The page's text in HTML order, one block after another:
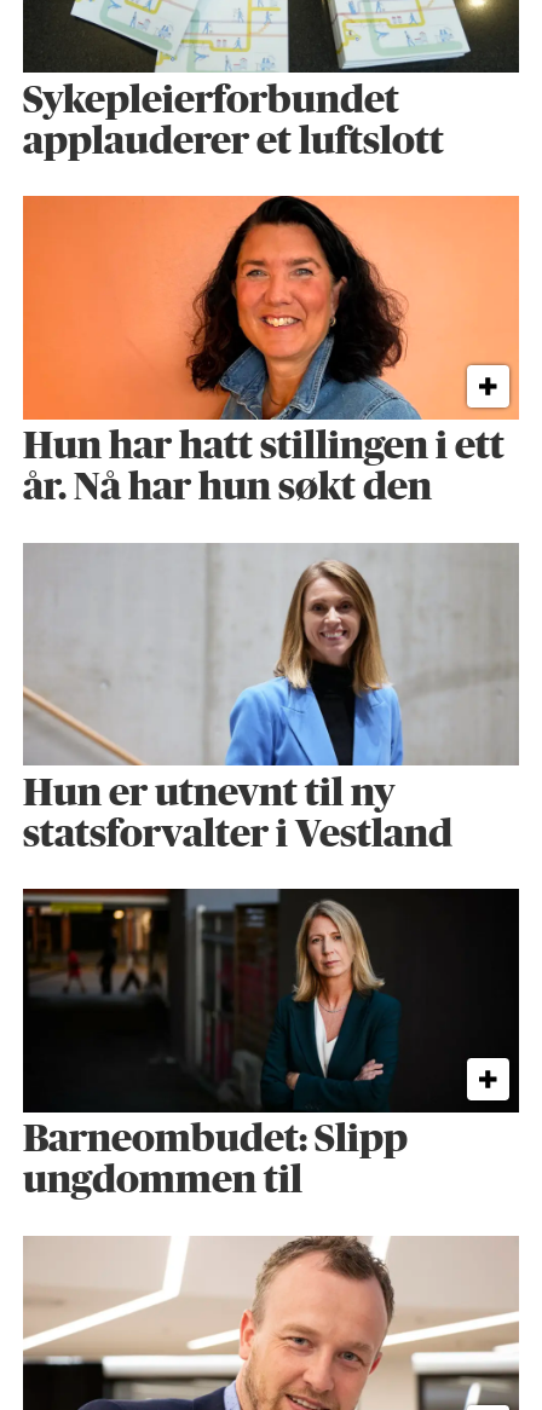
Sykepleier­forbundet
applauderer et luftslott
Hun har hatt stillingen i ett
år. Nå har hun søkt den
Hun er utnevnt til ny
statsforvalter i Vestland
Barneombudet: Slipp
ungdommen til